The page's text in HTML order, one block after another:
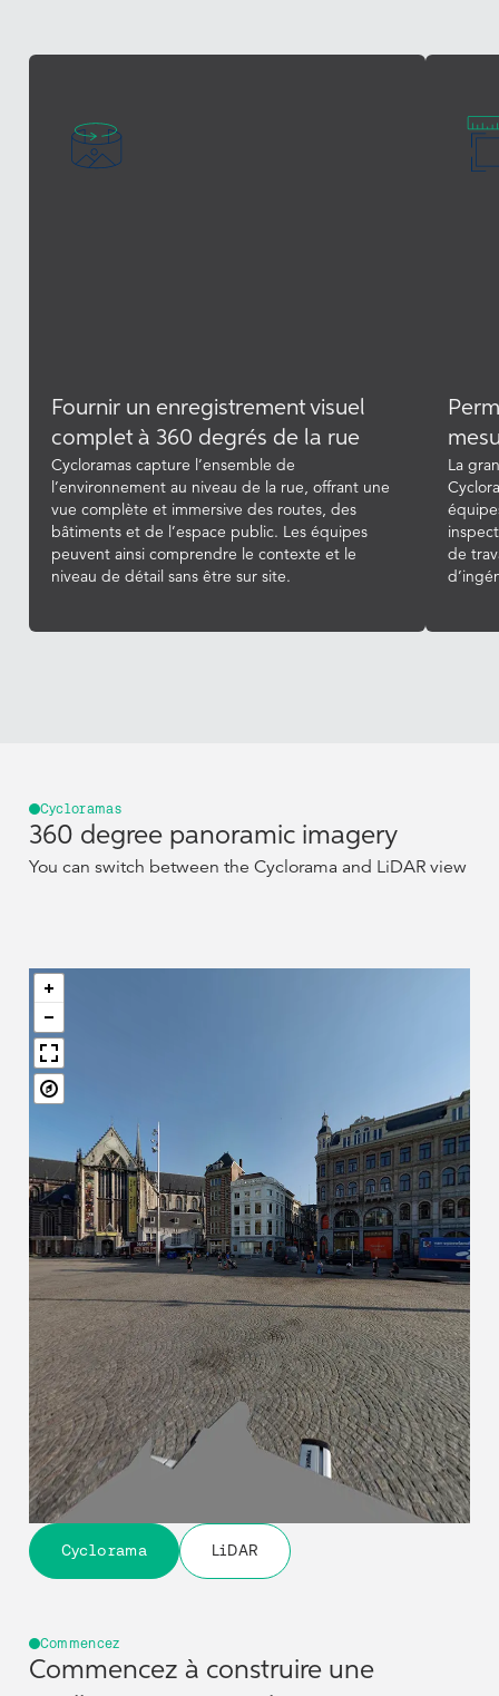
Fournir un enregistrement visuel
complet à 360 degrés de la rue
Cycloramas capture l’ensemble de
l’environnement au niveau de la rue, offrant une
vue complète et immersive des routes, des
bâtiments et de l’espace public. Les équipes
peuvent ainsi comprendre le contexte et le
niveau de détail sans être sur site.
La
de
Cycloramas
360 degree panoramic imagery
You can switch between the Cyclorama and LiDAR view
Cyclorama LiDAR
Commencez
Commencez à construire une